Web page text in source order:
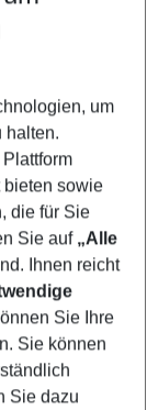
um
halten.
bieten sowie
die für Sie
Sie auf „Alle
Ihnen reicht
Sie Ihre
Sie können
Sie dazu